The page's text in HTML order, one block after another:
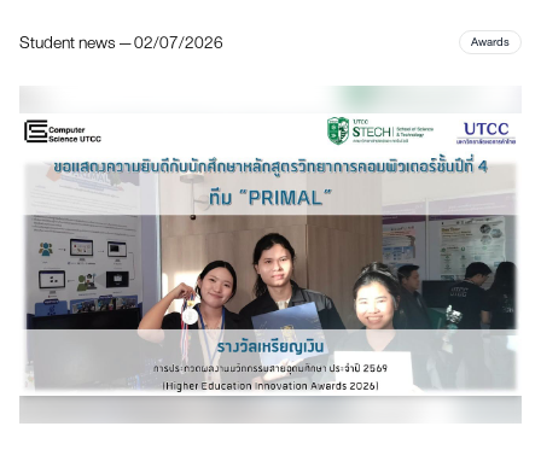
Student news — 02/07/2026 Awards